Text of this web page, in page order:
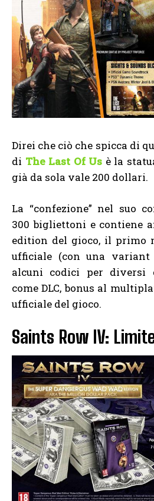
Direi che ciò che spicca di
di The Last Of Us è la
già da sola vale 200 dollari.
La “confezione” nel suo
300 bigliettoni e contiene
edition del gioco, il primo
ufficiale (con una variant
alcuni codici per diversi
come DLC, bonus al
ufficiale del gioco.
Saints Row IV: